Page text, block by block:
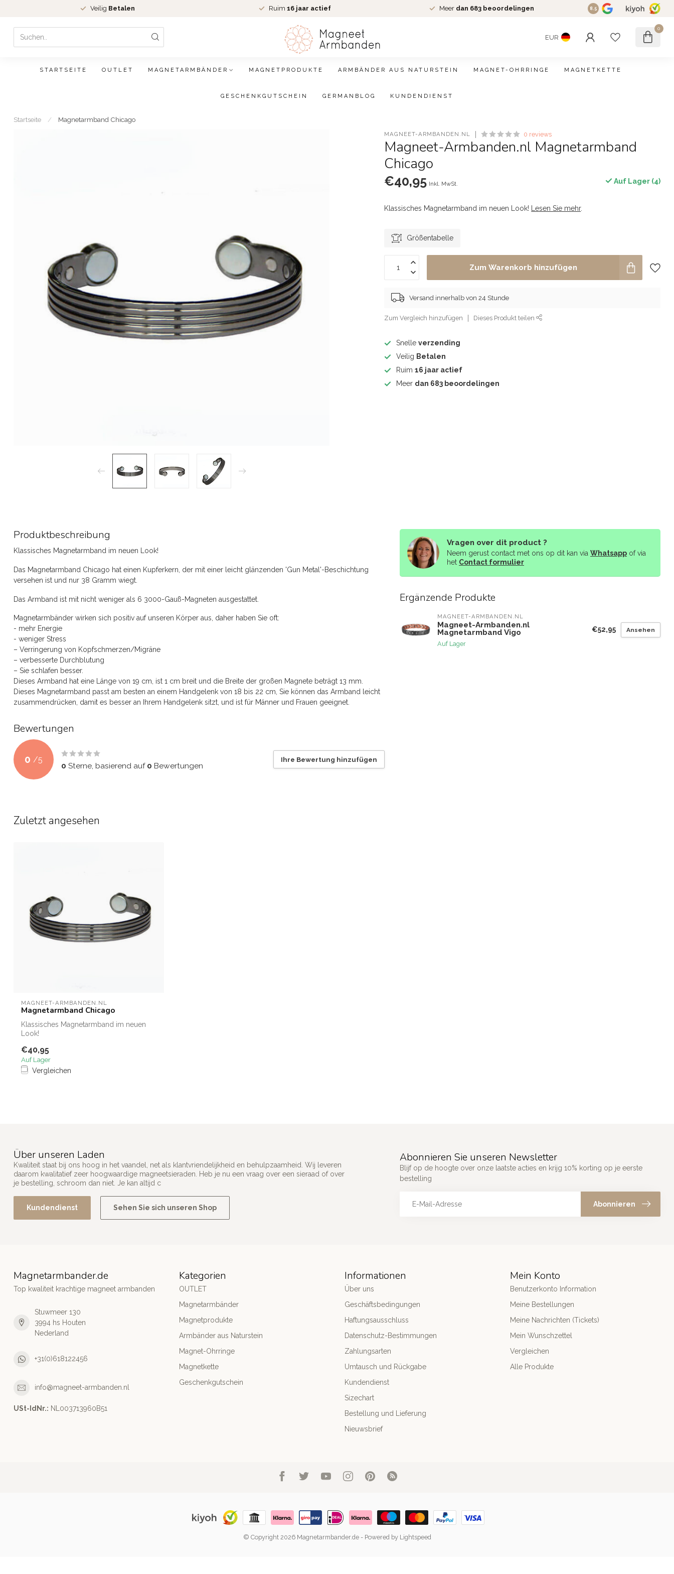
Veilig Betalen Ruim 16 jaar actief Meer dan 683 beoordelingen 8.5
EUR
0
STARTSEITE OUTLET MAGNETARMBÄNDER MAGNETPRODUKTE ARMBÄNDER AUS NATURSTEIN MAGNET-OHRRINGE MAGNETKETTE
GESCHENKGUTSCHEIN GERMANBLOG KUNDENDIENST
Startseite / Magnetarmband Chicago
MAGNEET-ARMBANDEN.NL 0 reviews
Magneet-Armbanden.nl Magnetarmband
Chicago
€40,95 Inkl. MwSt. Auf Lager (4)
Klassisches Magnetarmband im neuen Look! Lesen Sie mehr.
Größentabelle
Zum Warenkorb hinzufügen
Versand innerhalb von 24 Stunde
Zum Vergleich hinzufügen Dieses Produkt teilen
Snelleverzending
Veilig Betalen
Ruim16 jaar actief
Meer dan 683 beoordelingen
Produktbeschreibung
Klassisches Magnetarmband im neuen Look!
Das Magnetarmband Chicago hat einen Kupferkern, der mit einer leicht glänzenden 'Gun Metal'-Beschichtung
versehen ist und nur 38 Gramm wiegt.
Das Armband ist mit nicht weniger als 6 3000-Gauß-Magneten ausgestattet.
Magnetarmbänder wirken sich positiv auf unseren Körper aus, daher haben Sie oft:
- mehr Energie
- weniger Stress
– Verringerung von Kopfschmerzen/Migräne
– verbesserte Durchblutung
– Sie schlafen besser.
Dieses Armband hat eine Länge von 19 cm, ist 1 cm breit und die Breite der großen Magnete beträgt 13 mm.
Dieses Magnetarmband passt am besten an einem Handgelenk von 18 bis 22 cm, Sie können das Armband leicht
zusammendrücken, damit es besser an Ihrem Handgelenk sitzt, und ist für Männer und Frauen geeignet.
Bewertungen
0 /5
0 Sterne, basierend auf 0 Bewertungen
Ihre Bewertung hinzufügen
Vragen over dit product ?
Neem gerust contact met ons op dit kan via Whatsapp of via
het Contact formulier
Ergänzende Produkte
MAGNEET-ARMBANDEN.NL
Magneet-Armbanden.nl
Magnetarmband Vigo
Auf Lager
€52,95 Ansehen
Zuletzt angesehen
MAGNEET-ARMBANDEN.NL
Magnetarmband Chicago
Klassisches Magnetarmband im neuen
Look!
€40,95
Auf Lager
Vergleichen
Über unseren Laden
Kwaliteit staat bij ons hoog in het vaandel, net als klantvriendelijkheid en behulpzaamheid. Wij leveren
daarom kwalitatief zeer hoogwaardige magneetsieraden. Heb je nu een vraag over een sieraad of over
je bestelling, schroom dan niet. Je kan altijd c
Kundendienst Sehen Sie sich unseren Shop
Abonnieren Sie unseren Newsletter
Blijf op de hoogte over onze laatste acties en krijg 10% korting op je eerste
bestelling
Abonnieren
Magnetarmbander.de
Top kwaliteit krachtige magneet armbanden
Stuwmeer 130
3994 hs Houten
Nederland
+31(0)618122456
info@magneet-armbanden.nl
USt-IdNr.: NL003713960B51
Kategorien
OUTLET
Magnetarmbänder
Magnetprodukte
Armbänder aus Naturstein
Magnet-Ohrringe
Magnetkette
Geschenkgutschein
Informationen
Über uns
Geschäftsbedingungen
Haftungsausschluss
Datenschutz-Bestimmungen
Zahlungsarten
Umtausch und Rückgabe
Kundendienst
Sizechart
Bestellung und Lieferung
Nieuwsbrief
Mein Konto
Benutzerkonto Information
Meine Bestellungen
Meine Nachrichten (Tickets)
Mein Wunschzettel
Vergleichen
Alle Produkte
© Copyright 2026 Magnetarmbander.de- Powered by Lightspeed